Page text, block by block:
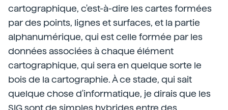
cartographique, c'est-à-dire les cartes formées
par des points, lignes et surfaces, et la partie
alphanumérique, qui est celle formée par les
données associées à chaque élément
cartographique, qui sera en quelque sorte le
bois de la cartographie. À ce stade, qui sait
quelque chose d'informatique, je dirais que les
SIG sont de simples hybrides entre des